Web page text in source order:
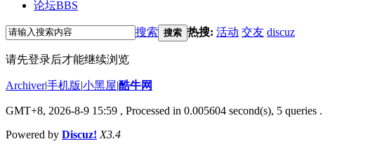
论坛BBS
搜索 搜索 热搜: 活动 交友 discuz
请先登录后才能继续浏览
Archiver|手机版|小黑屋|酷牛网
GMT+8, 2026-8-9 15:59 , Processed in 0.005604 second(s), 5 queries .
Powered by Discuz! X3.4